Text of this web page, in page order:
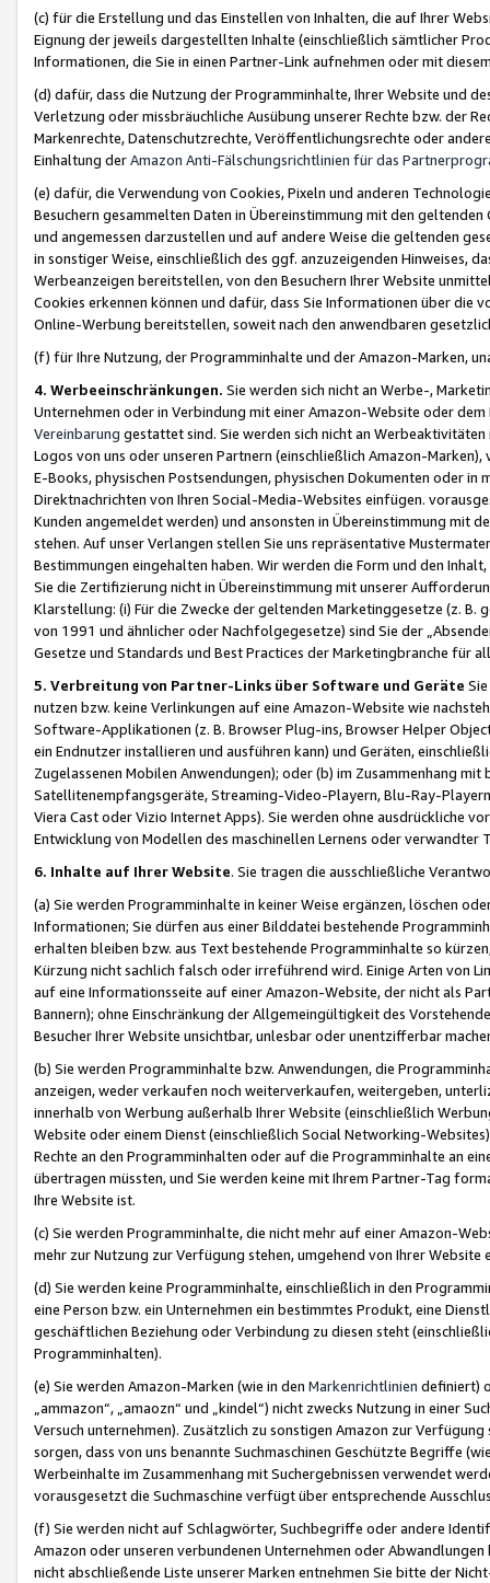
(c) für die Erstellung und das Einstellen von Inhalten, die auf Ihrer
Eignung der jeweils dargestellten Inhalte (einschließlich sämtlicher
Informationen, die Sie in einen Partner-Link aufnehmen oder mit
(d) dafür, dass die Nutzung der Programminhalte, Ihrer Website und
Verletzung oder missbräuchliche Ausübung unserer Rechte bzw. der
Markenrechte, Datenschutzrechte, Veröffentlichungsrechte oder
Einhaltung derAmazon Anti-Fälschungsrichtlinien für das
(e) dafür, die Verwendung von Cookies, Pixeln und anderen
Besuchern gesammelten Daten in Übereinstimmung mit den
und angemessen darzustellen und auf andere Weise die geltenden
in sonstiger Weise, einschließlich des ggf. anzuzeigenden Hinweises,
Werbeanzeigen bereitstellen, von den Besuchern Ihrer Website
Cookies erkennen können und dafür, dass Sie Informationen über die
Online-Werbung bereitstellen, soweit nach den anwendbaren
(f) für Ihre Nutzung, der Programminhalte und der Amazon-Marken,
4. Werbeeinschränkungen. Sie werden sich nicht an Werbe-,
Unternehmen oder in Verbindung mit einer Amazon-Website oder
Vereinbarung gestattet sind. Sie werden sich nicht an
Logos von uns oder unseren Partnern (einschließlich Amazon-
E-Books, physischen Postsendungen, physischen Dokumenten oder in
Direktnachrichten von Ihren Social-Media-Websites einfügen.
Kunden angemeldet werden) und ansonsten in Übereinstimmung mit
stehen. Auf unser Verlangen stellen Sie uns repräsentative
Bestimmungen eingehalten haben. Wir werden die Form und den
Sie die Zertifizierung nicht in Übereinstimmung mit unserer
Klarstellung: (i) Für die Zwecke der geltenden Marketinggesetze (z. B.
von 1991 und ähnlicher oder Nachfolgegesetze) sind Sie der
Gesetze und Standards und Best Practices der Marketingbranche für
5. Verbreitung von Partner-Links über Software und Geräte
nutzen bzw. keine Verlinkungen auf eine Amazon-Website wie
Software-Applikationen (z. B. Browser Plug-ins, Browser Helper
ein Endnutzer installieren und ausführen kann) und Geräten,
Zugelassenen Mobilen Anwendungen); oder (b) im Zusammenhang
Satellitenempfangsgeräte, Streaming-Video-Playern, Blu-Ray-
Viera Cast oder Vizio Internet Apps). Sie werden ohne ausdrückliche
Entwicklung von Modellen des maschinellen Lernens oder
6. Inhalte auf Ihrer Website. Sie tragen die ausschließliche
(a) Sie werden Programminhalte in keiner Weise ergänzen, löschen
Informationen; Sie dürfen aus einer Bilddatei bestehende
erhalten bleiben bzw. aus Text bestehende Programminhalte so
Kürzung nicht sachlich falsch oder irreführend wird. Einige Arten von
auf eine Informationsseite auf einer Amazon-Website, der nicht als
Bannern); ohne Einschränkung der Allgemeingültigkeit des
Besucher Ihrer Website unsichtbar, unlesbar oder unentzifferbar
(b) Sie werden Programminhalte bzw. Anwendungen, die
anzeigen, weder verkaufen noch weiterverkaufen, weitergeben,
innerhalb von Werbung außerhalb Ihrer Website (einschließlich
Website oder einem Dienst (einschließlich Social Networking-
Rechte an den Programminhalten oder auf die Programminhalte an
übertragen müssten, und Sie werden keine mit Ihrem Partner-Tag
Ihre Website ist.
(c) Sie werden Programminhalte, die nicht mehr auf einer Amazon-
mehr zur Nutzung zur Verfügung stehen, umgehend von Ihrer
(d) Sie werden keine Programminhalte, einschließlich in den
eine Person bzw. ein Unternehmen ein bestimmtes Produkt, eine
geschäftlichen Beziehung oder Verbindung zu diesen steht
Programminhalten).
(e) Sie werden Amazon-Marken (wie in den Markenrichtlinien definiert)
„ammazon“, „amaozn“ und „kindel“) nicht zwecks Nutzung in einer
Versuch unternehmen). Zusätzlich zu sonstigen Amazon zur
sorgen, dass von uns benannte Suchmaschinen Geschützte Begriffe
Werbeinhalte im Zusammenhang mit Suchergebnissen verwendet
vorausgesetzt die Suchmaschine verfügt über entsprechende
(f) Sie werden nicht auf Schlagwörter, Suchbegriffe oder andere
Amazon oder unseren verbundenen Unternehmen oder
nicht abschließende Liste unserer Marken entnehmen Sie bitte der